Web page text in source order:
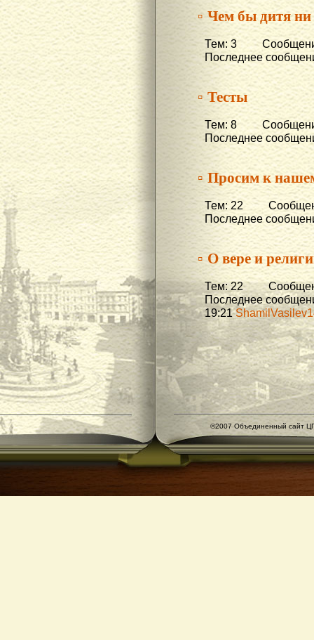
▫ Чем бы дитя
Тем: 3
Последнее
▫ Тесты
Тем: 8
Последнее
▫ Просим к
Тем: 22
Последнее
▫ О вере и
Тем: 22
Последнее
19:21
©2007 Объединенный сайт